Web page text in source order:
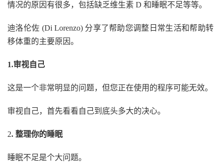
情况的原因有很多，包括缺乏维生素 D 和睡眠不足等等。
迪洛伦佐 (Di Lorenzo) 分享了帮助您调整日常生活和帮助转
移体重的主要原因。
1.审视自己
这是一个非常明显的问题，但您正在使用的程序可能无效。
审视自己，首先看看自己到底头多大的决心。
2. 整理你的睡眠
睡眠不足是个大问题。